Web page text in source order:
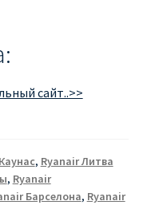
сайт..>>
, Ryanair Литва
, Ryanair
Барселона, Ryanair